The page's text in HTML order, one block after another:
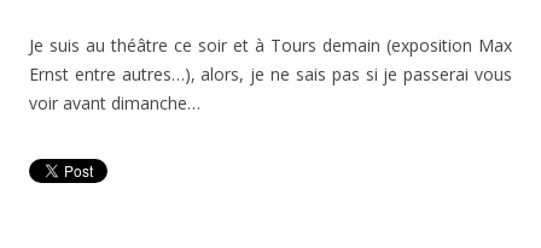
Je suis au théâtre ce soir et à Tours demain (exposition Max
Ernst entre autres…), alors, je ne sais pas si je passerai vous
voir avant dimanche…